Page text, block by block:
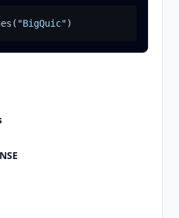
( "BigQuic")